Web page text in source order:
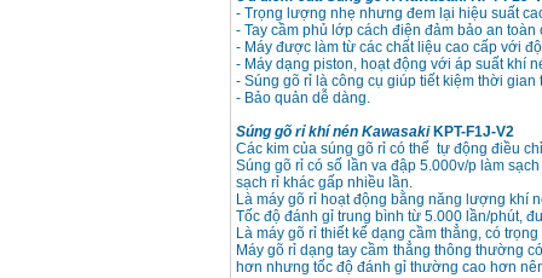
- Trọng lượng nhẹ nhưng đem lại hiệu suất
- Tay cầm phủ lớp cách điện đảm bảo an
- Máy được làm từ các chất liệu cao cấp với
- Máy dạng piston, hoạt động với áp suất khí
- Súng gõ rỉ là công cụ giúp tiết kiệm thời
- Bảo quản dễ dàng.
Súng gõ rỉ khí nén Kawasaki KPT-F1J-V2
Các kim của súng gõ rỉ có thể tự động điều
Súng gõ rỉ có số lần va đập 5.000v/p làm
sạch rỉ khác gấp nhiều lần.
Là máy gõ rỉ hoạt động bằng năng lượng khí
Tốc độ đánh gỉ trung bình từ 5.000 lần/phút,
Là máy gõ rỉ thiết kế dạng cầm thẳng, có
Máy gõ rỉ dạng tay cầm thẳng thông thường
hơn nhưng tốc độ đánh gỉ thường cao hơn